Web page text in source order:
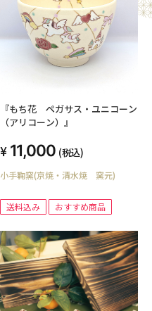
『もち花 ペガサス・ユニコーン
（アリコーン）』
11,000 (税込)
小手鞠窯(京焼・清水焼 窯元)
送料込み おすすめ商品